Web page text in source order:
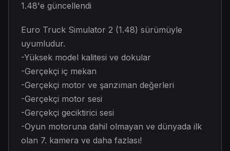
1.48'e güncellendi
Euro Truck Simulator 2 (1.48) sürümüyle
uyumludur.
-Yüksek model kalitesi ve dokular
-Gerçekçi iç mekan
-Gerçekçi motor ve şanzıman değerleri
-Gerçekçi motor sesi
-Gerçekçi geciktirici sesi
-Oyun motoruna dahil olmayan ve dünyada ilk
olan 7. kamera ve daha fazlası!